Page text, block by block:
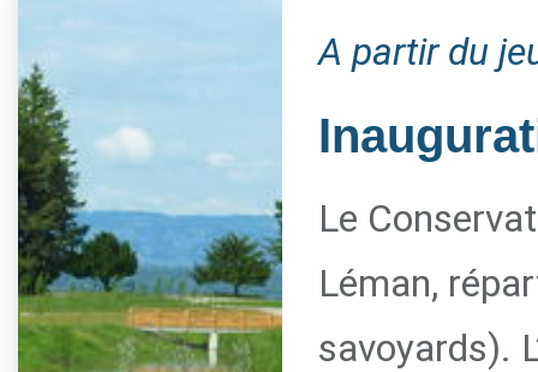
A partir du
Le
Léman,
savoyards).